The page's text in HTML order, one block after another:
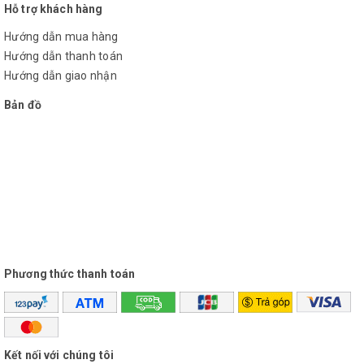
Hỗ trợ khách hàng
Hướng dẫn mua hàng
Hướng dẫn thanh toán
Hướng dẫn giao nhận
Bản đồ
Phương thức thanh toán
Kết nối với chúng tôi